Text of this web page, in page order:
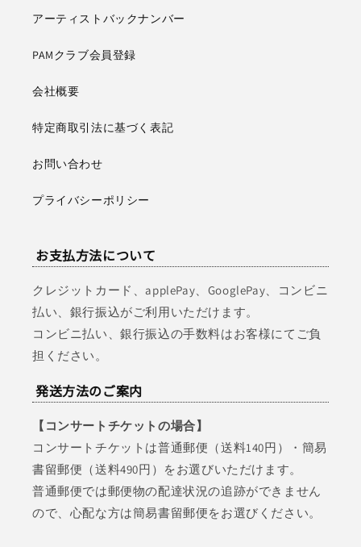
アーティストバックナンバー
PAMクラブ会員登録
会社概要
特定商取引法に基づく表記
お問い合わせ
プライバシーポリシー
お支払方法について
クレジットカード、applePay、GooglePay、コンビニ
払い、銀行振込がご利用いただけます。
コンビニ払い、銀行振込の手数料はお客様にてご負
担ください。
発送方法のご案内
【コンサートチケットの場合】
コンサートチケットは普通郵便（送料140円）・簡易
書留郵便（送料490円）をお選びいただけます。
普通郵便では郵便物の配達状況の追跡ができません
ので、心配な方は簡易書留郵便をお選びください。